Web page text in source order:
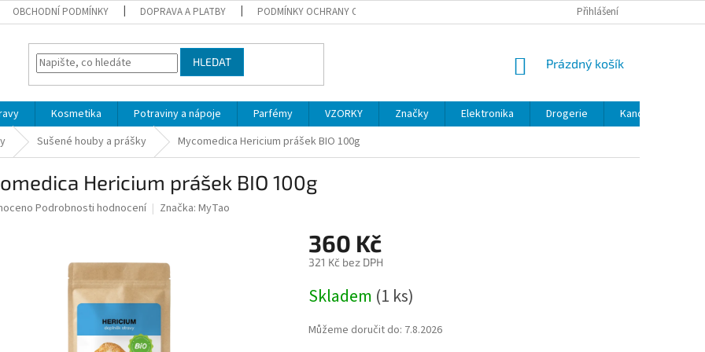
OBCHODNÍ PODMÍNKY DOPRAVA A PLATBY PODMÍNKY OCHRANY OSOBNÍCH ÚDAJŮ REKLAMACE A VRÁCENÍ ZBOŽÍ
Přihlášení
HLEDAT
NÁKUPNÍ
Prázdný košík
Kosmetika Potraviny a nápoje Parfémy VZORKY Značky Elektronika Drogerie
Kancelářské
Sušené houby a prášky Mycomedica Hericium prášek BIO 100g
Hericium prášek BIO 100g
Podrobnosti hodnocení Značka: MyTao
360 Kč
321 Kč bez DPH
cena:
Skladem (1 ks)
Můžeme doručit do: 7.8.2026